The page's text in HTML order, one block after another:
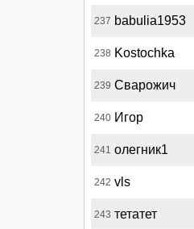
237 babulia1953
238 Kostochka
239 Сварожич
240 Игор
241 олегник1
242 vls
243 тетатет